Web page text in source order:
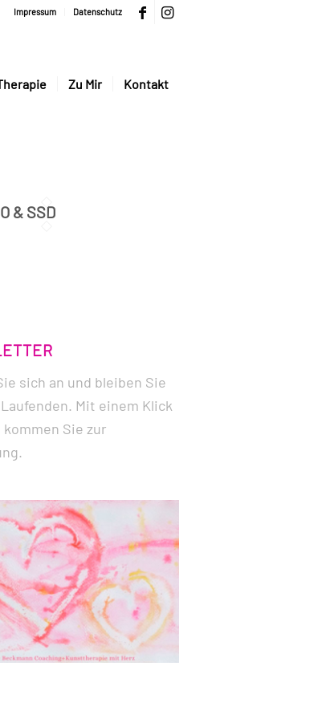
Impressum Datenschutz
Zu Mir Kontakt
& SSD
sich an und bleiben Sie
Mit einem Klick
kommen Sie zur